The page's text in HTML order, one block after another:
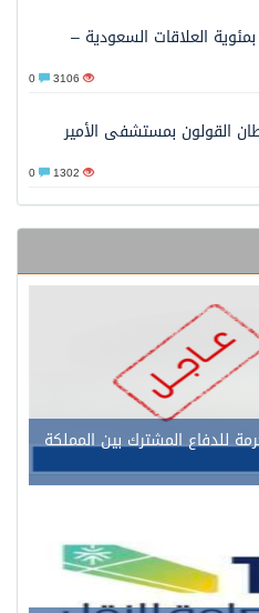
العلاقات السعودية –
3106
القولون بمستشفى الأمير
1302
للدفاع المشترك بين المملكة